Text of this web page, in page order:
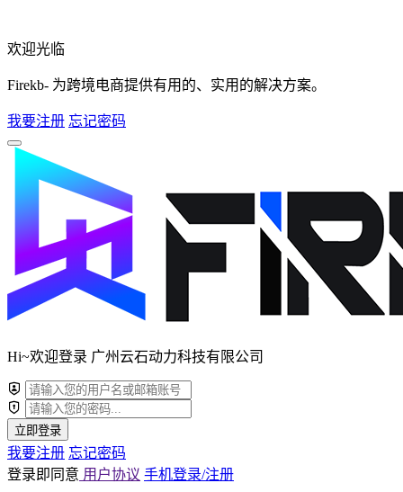
欢迎光临
Firekb- 为跨境电商提供有用的、实用的解决方案。
我要注册 忘记密码
Hi~欢迎登录 广州云石动力科技有限公司
立即登录
我要注册 忘记密码
登录即同意 用户协议 手机登录/注册